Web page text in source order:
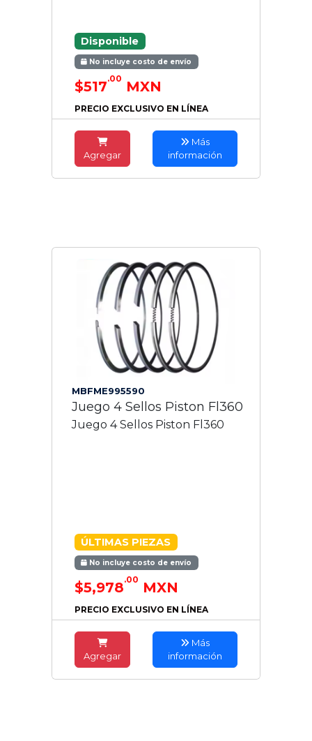
Disponible
No incluye costo de envío
$517.00 MXN
PRECIO EXCLUSIVO EN LÍNEA
Agregar
Más
información
MBFME995590
Juego 4 Sellos Piston Fl360
Juego 4 Sellos Piston Fl360
ÚLTIMAS PIEZAS
No incluye costo de envío
$5,978.00 MXN
PRECIO EXCLUSIVO EN LÍNEA
Agregar
Más
información